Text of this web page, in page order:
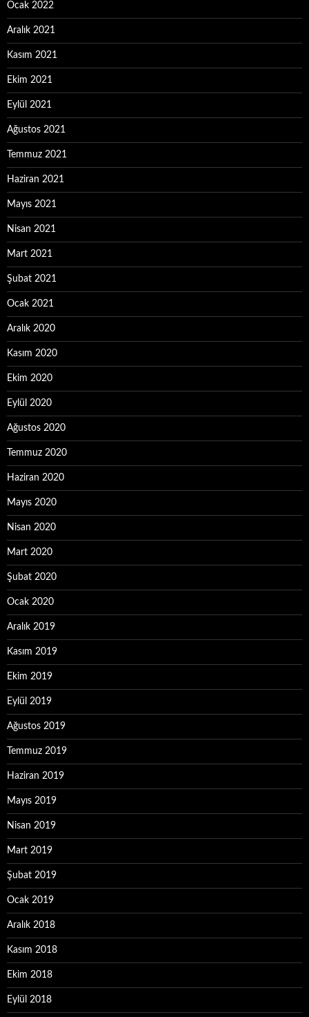
Ocak 2022
Aralık 2021
Kasım 2021
Ekim 2021
Eylül 2021
Ağustos 2021
Temmuz 2021
Haziran 2021
Mayıs 2021
Nisan 2021
Mart 2021
Şubat 2021
Ocak 2021
Aralık 2020
Kasım 2020
Ekim 2020
Eylül 2020
Ağustos 2020
Temmuz 2020
Haziran 2020
Mayıs 2020
Nisan 2020
Mart 2020
Şubat 2020
Ocak 2020
Aralık 2019
Kasım 2019
Ekim 2019
Eylül 2019
Ağustos 2019
Temmuz 2019
Haziran 2019
Mayıs 2019
Nisan 2019
Mart 2019
Şubat 2019
Ocak 2019
Aralık 2018
Kasım 2018
Ekim 2018
Eylül 2018